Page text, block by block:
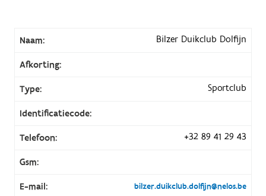
Naam: Bilzer Duikclub Dolfijn
Afkorting:
Type: Sportclub
Identificatiecode:
Telefoon: +32 89 41 29 43
Gsm:
E-mail: bilzer.duikclub.dolfijn@nelos.be